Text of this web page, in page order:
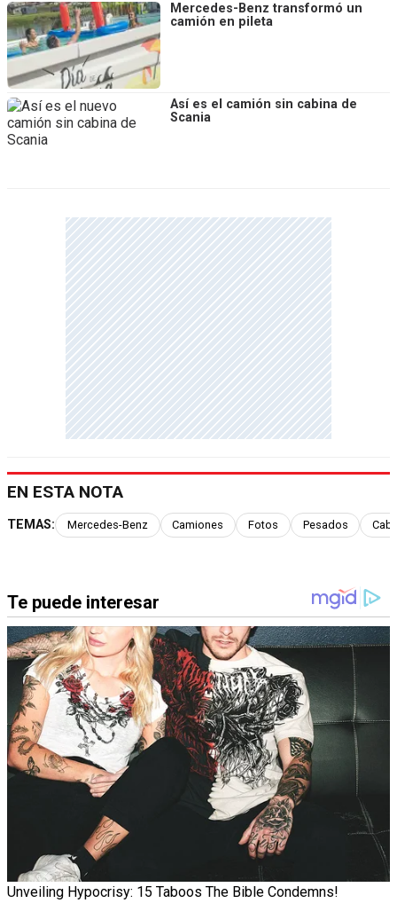
Mercedes-Benz transformó un
camión en pileta
Así es el camión sin cabina de
Scania
EN ESTA NOTA
TEMAS: Mercedes-Benz Camiones Fotos Pesados